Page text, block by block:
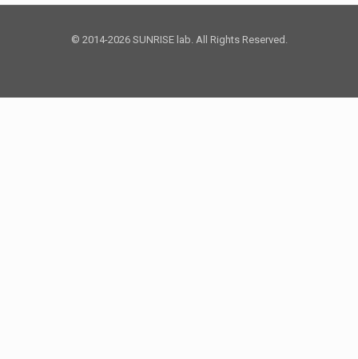
© 2014-2026 SUNRISE lab. All Rights Reserved.